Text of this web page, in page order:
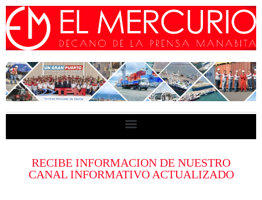
RECIBE INFORMACION DE NUESTRO
CANAL INFORMATIVO ACTUALIZADO